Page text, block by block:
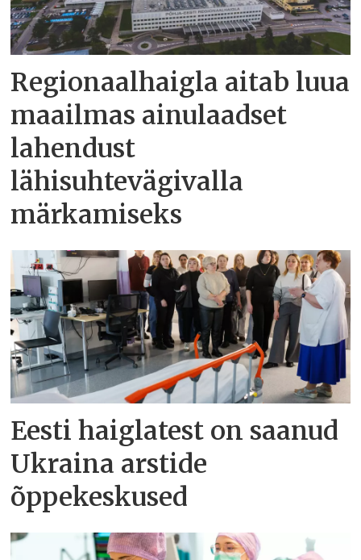
Regionaalhaigla aitab luua
maailmas ainulaadset
lahendust
lähisuhtevägivalla
märkamiseks
Eesti haiglatest on saanud
Ukraina arstide
õppekeskused